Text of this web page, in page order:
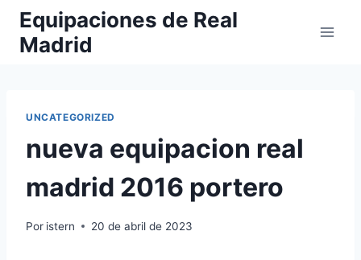
Saltar
contenido
Equipaciones de Real
Madrid
UNCATEGORIZED
nueva equipacion real
madrid 2016 portero
Por istern 20 de abril de 2023